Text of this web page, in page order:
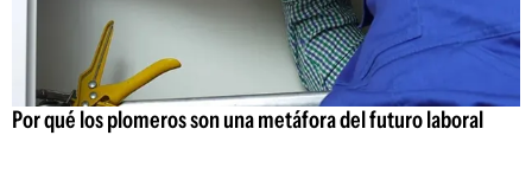
Por qué los plomeros son una metáfora del futuro laboral